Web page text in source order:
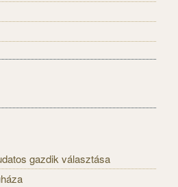
gazdik választása